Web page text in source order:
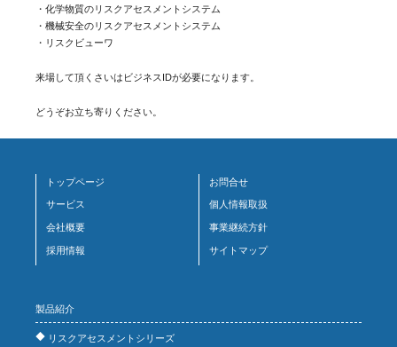
・化学物質のリスクアセスメントシステム
・機械安全のリスクアセスメントシステム
・リスクビューワ
来場して頂くさいはビジネスIDが必要になります。
どうぞお立ち寄りください。
トップページ お問合せ
サービス 個人情報取扱
会社概要 事業継続方針
採用情報 サイトマップ
製品紹介
リスクアセスメントシリーズ